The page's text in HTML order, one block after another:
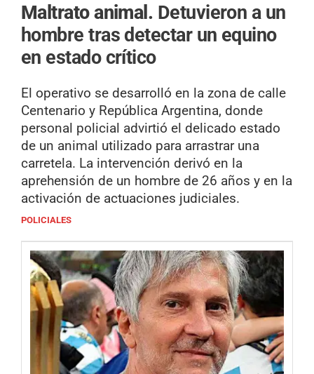
Maltrato animal. Detuvieron a un
hombre tras detectar un equino
en estado crítico
El operativo se desarrolló en la zona de calle
Centenario y República Argentina, donde
personal policial advirtió el delicado estado
de un animal utilizado para arrastrar una
carretela. La intervención derivó en la
aprehensión de un hombre de 26 años y en la
activación de actuaciones judiciales.
POLICIALES